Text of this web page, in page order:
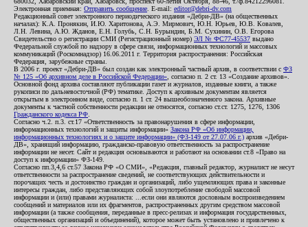
Электронная приемная: Отправить сообщение . E-mail: editor@debri-dv.com
Редакционный совет электронного периодического издания «Дебри-ДВ» (на общественных
началах): К.А. Пронякин, И.Ю. Харитонова, А.Э. Мирмович, Ю.Н. Юрьев, Ю.В. Ковалев,
Л.Н. Левина, А.Ю. Жданов, Е.Н. Голубь, С.Н. Бурындин, Б.М. Сухинин, О.В. Егорова
Свидетельство о регистрации СМИ (Регистрационный номер) ЭЛ № ФС77-45537 выдано
Федеральной службой по надзору в сфере связи, информационных технологий и массовых
коммуникаций (Роскомнадзор) 16.06.2011 г. Территория распространения: Российская
Федерация, зарубежные страны.
В 2006 г. проект «Дебри-ДВ» был создан как электронный частный архив, в соответствии с ФЗ
№ 125 «Об архивном деле в Российской Федерации» , согласно п. 2 ст. 13 «Создание архивов».
Основной фонд архива составляют публикации газет и журналов, изданные книги, а также
рукописи по дальневосточной (РФ) тематике. Доступ к архивным документам является
открытым в электронном виде, согласно п. 1 ст. 24 вышеобозначенного закона. Архивные
документы к частной собственности редакции не относятся, согласно ст.ст. 1275, 1276, 1306
Гражданского кодекса РФ
Согласно ч.2. п.3. ст.17 «Ответственность за правонарушения в сфере информации,
информационных технологий и защиты информации» Закона РФ «Об информации,
информационных технологиях и о защите информации» (ФЗ-149 от 27.07.06 г.) архив «Дебри-
ДВ», хранящий информацию, гражданско-правовую ответственность за распространение
информации не несет. Сайт и редакция основываются и работают на основании ст.8 «Право на
доступ к информации» ФЗ-149.
Согласно пп.3,4,6 ст.57 Закона РФ «О СМИ», «Редакция, главный редактор, журналист не несут
ответственности за распространение сведений, не соответствующих действительности и
порочащих честь и достоинство граждан и организаций, либо ущемляющих права и законные
интересы граждан, либо представляющих собой злоупотребление свободой массовой
информации и (или) правами журналиста: ...если они являются дословным воспроизведением
сообщений и материалов или их фрагментов, распространенных другим средством массовой
информации (а также сообщения, переданные в пресс-релизах и информация государственных,
общественных организаций и объединений), которое может быть установлено и привлечено к